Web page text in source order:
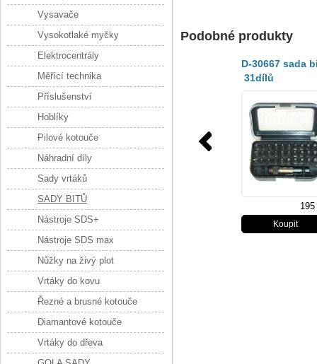
Podobné produkty
D-30667 sada
31dílů
Vysavače
Vysokotlaké myčky
Elektrocentrály
Měřící technika
Příslušenství
Hoblíky
Pilové kotouče
Náhradní díly
Sady vrtáků
SADY BITŮ
Nástroje SDS+
Nástroje SDS max
Nůžky na živý plot
Vrtáky do kovu
Řezné a brusné kotouče
Diamantové kotouče
Vrtáky do dřeva